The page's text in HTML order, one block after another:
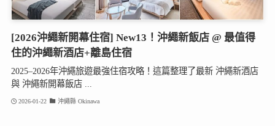
[2026沖繩新開幕住宿] New13！沖繩新飯店 @ 最值得
住的沖繩新酒店+離島住宿
2025–2026年沖繩旅遊最強住宿攻略！這篇整理了最新 沖繩新酒店
與 沖繩新開幕飯店 ...
2026-01-22 沖繩縣 Okinawa